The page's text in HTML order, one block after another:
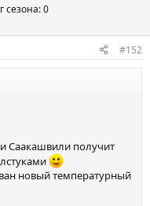
сезона: 0
#152
Саакашвили получит
новый температурный